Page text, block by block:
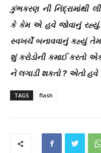
કુંભકરણ ની નિંદ્રામાંથી
કે કેમ એ હવે જોવાનું
સ્વખર્ચે બનાવવાનું કહ્યું
શું કરોડોની કમાઈ કરતો
ને લગાડી શકતો ? એતો
TAGS flash